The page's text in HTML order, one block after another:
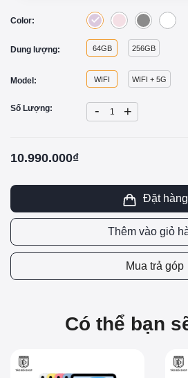
Color:
Dung lượng: 64GB 256GB
Model: WIFI WIFI + 5G
Số Lượng: - +
10.990.000₫
Đặt hàng
Thêm vào giỏ
Mua trả góp
Có thể bạn